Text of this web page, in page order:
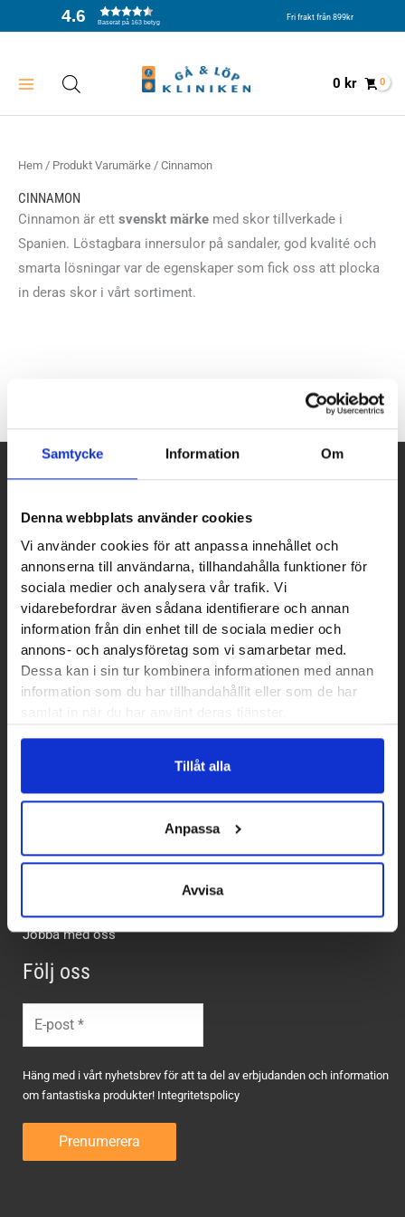
Samtycke Information Om
Denna webbplats använder cookies
Vi använder cookies för att anpassa innehållet och
annonserna till användarna, tillhandahålla funktioner för
sociala medier och analysera vår trafik. Vi
vidarebefordrar även sådana identifierare och annan
information från din enhet till de sociala medier och
annons- och analysföretag som vi samarbetar med.
Dessa kan i sin tur kombinera informationen med annan
information som du har tillhandahållit eller som de har
Tillåt alla
Anpassa
Avvisa
till
4.6 Baserat på 163 betyg
Fri frakt från 899kr
0 kr
Hem / Produkt Varumärke / Cinnamon
CINNAMON
Cinnamon är ett svenskt märke med skor tillverkade i
Spanien. Löstagbara innersulor på sandaler, god kvalité och
smarta lösningar var de egenskaper som fick oss att plocka
in deras skor i vårt sortiment.
Kundtjänst
Vanliga frågor – FAQ
Köpvillkor
Gå & Löpkliniken
Kliniker
Jobba med oss
Följ oss
Häng med i vårt nyhetsbrev för att ta del av erbjudanden och information
om fantastiska produkter! Integritetspolicy